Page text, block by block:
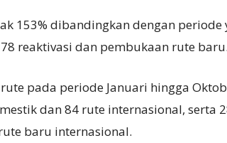
153% dibandingkan dengan periode
reaktivasi dan pembukaan rute baru.
pada periode Januari hingga
dan 84 rute internasional, serta
baru internasional.